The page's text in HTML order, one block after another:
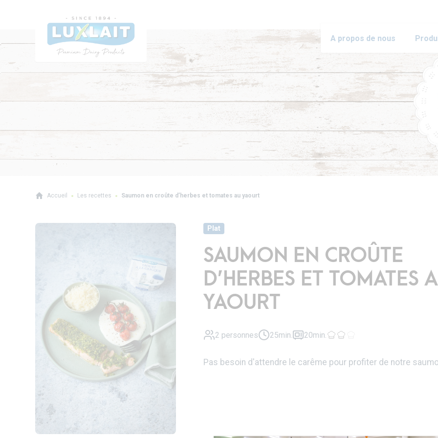
A propos de nous
Accueil Les recettes Saumon en croûte d’herbes et tomates au yaourt
Plat
SAUMON EN CROÛTE
D’HERBES ET TOMATES
YAOURT
2 personnes 25min. 20min.
Pas besoin d'attendre le carême pour profiter de notre